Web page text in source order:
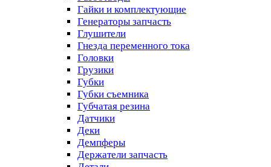
Гайки и комплектующие
Генераторы запчасть
Глушители
Гнезда переменного тока
Головки
Грузики
Губки
Губки съемника
Губчатая резина
Датчики
Деки
Демпферы
Держатели запчасть